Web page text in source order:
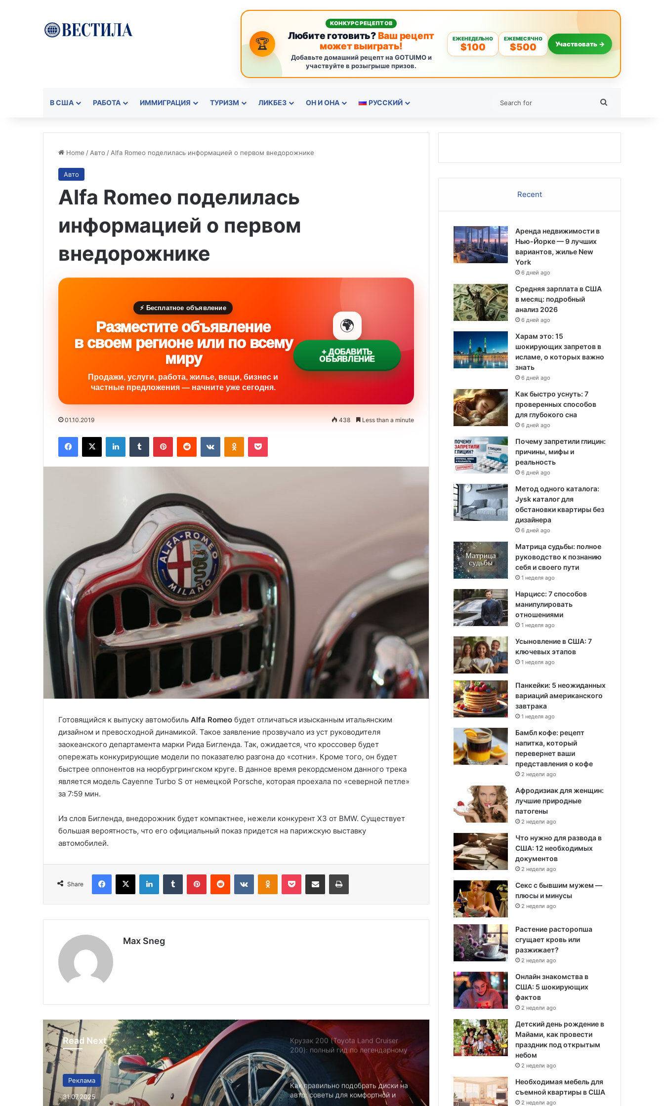
🏆
КОНКУРС РЕЦЕПТОВ
Любите готовить?Ваш рецепт
может выиграть!
Добавьте домашний рецепт на GOTUIMO и
участвуйте в розыгрыше призов.
ЕЖЕНЕДЕЛЬНО
$100
ЕЖЕМЕСЯЧНО
$500 Участвовать →
В США РАБОТА ИММИГРАЦИЯ ТУРИЗМ ЛИКБЕЗ ОН И ОНА РУССКИЙ
Home / Авто / Alfa Romeo поделилась информацией о первом внедорожнике
Авто
Alfa Romeo поделилась
информацией о первом
внедорожнике
⚡ Бесплатное объявление
Разместите объявление
в своем регионе или по всему
миру
Продажи, услуги, работа, жилье, вещи, бизнес и
частные предложения — начните уже сегодня.
🌍
+ ДОБАВИТЬ
ОБЪЯВЛЕНИЕ
01.10.2019 438 Less than a minute
Готовящийся к выпуску автомобиль Alfa Romeo будет отличаться изысканным итальянским
дизайном и превосходной динамикой. Такое заявление прозвучало из уст руководителя
заокеанского департамента марки Рида Бигленда. Так, ожидается, что кроссовер будет
опережать конкурирующие модели по показателю разгона до «сотни». Кроме того, он будет
быстрее оппонентов на нюрбургрингском круге. В данное время рекордсменом данного трека
является модель Cayenne Turbo S от немецкой Porsche, которая проехала по «северной петле»
за 7:59 мин.
Из слов Бигленда, внедорожник будет компактнее, нежели конкурент X3 от BMW. Существует
большая вероятность, что его официальный показ придется на парижскую выставку
автомобилей.
Share
Max Sneg
Read Next
Реклама
31.07.2025
Три четверти американцев боятся
транспортных средств
Электромобили — больше не
Polo выбрать: Trendline, Comfortline
Крузак 200 (Toyota Land Cruiser
200): полный гид по легендарному
Как правильно подобрать диски на
авто: советы для комфортной и
безопасной езды
Recent
Аренда недвижимости в
Нью-Йорке — 9 лучших
вариантов, жилье New
York
6 дней ago
Средняя зарплата в США
в месяц: подробный
анализ 2026
6 дней ago
Харам это: 15
шокирующих запретов в
исламе, о которых важно
знать
6 дней ago
Как быстро уснуть: 7
проверенных способов
для глубокого сна
6 дней ago
Почему запретили глицин:
причины, мифы и
реальность
6 дней ago
Метод одного каталога:
Jysk каталог для
обстановки квартиры без
дизайнера
6 дней ago
Матрица судьбы: полное
руководство к познанию
себя и своего пути
1 неделя ago
Нарцисс: 7 способов
манипулировать
отношениями
1 неделя ago
Усыновление в США: 7
ключевых этапов
1 неделя ago
Панкейки: 5 неожиданных
вариаций американского
завтрака
1 неделя ago
Бамбл кофе: рецепт
напитка, который
перевернет ваши
представления о кофе
2 недели ago
Афродизиак для женщин:
лучшие природные
патогены
2 недели ago
Что нужно для развода в
США: 12 необходимых
документов
2 недели ago
Секс с бывшим мужем —
плюсы и минусы
2 недели ago
Растение расторопша
сгущает кровь или
разжижает?
2 недели ago
Онлайн знакомства в
США: 5 шокирующих
фактов
2 недели ago
Детский день рождение в
Майами, как провести
праздник под открытым
небом
2 недели ago
Необходимая мебель для
съемной квартиры в США
2 недели ago